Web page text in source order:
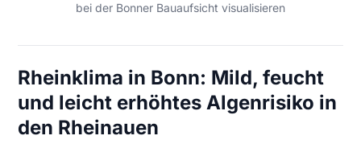
bei der Bonner Bauaufsicht visualisieren
Rheinklima in Bonn: Mild, feucht
und leicht erhöhtes Algenrisiko in
den Rheinauen